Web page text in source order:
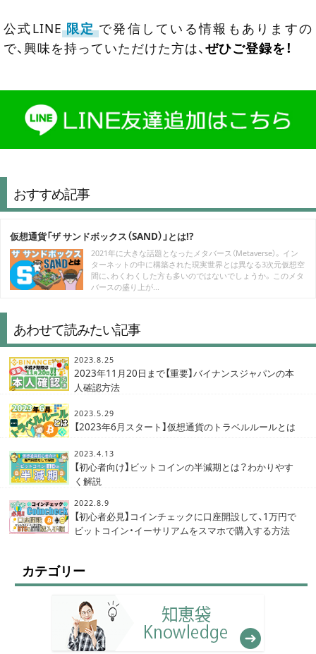
公式LINE 限定 で発信している情報もありますの
で、興味を持っていただけた方は、ぜひご登録を！
おすすめ記事
仮想通貨「ザ サンドボックス（SAND）」とは!?
2021年に大きな話題となったメタバース（Metaverse）。 イン
ターネットの中に構築された現実世界とは異なる3次元仮想空
間に、わくわくした方も多いのではないでしょうか。 このメタ
バースの盛り上が...
あわせて読みたい記事
2023.8.25
2023年11月20日まで【重要】バイナンスジャパンの本
人確認方法
2023.5.29
【2023年6月スタート】仮想通貨のトラベルルールとは
2023.4.13
【初心者向け】ビットコインの半減期とは？わかりやす
く解説
2022.8.9
【初心者必見】コインチェックに口座開設して、1万円で
ビットコイン・イーサリアムをスマホで購入する方法
カテゴリー